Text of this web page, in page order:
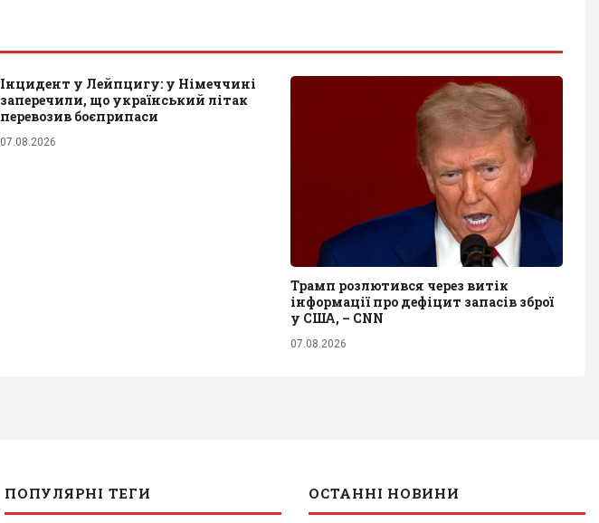
Інцидент у Лейпцигу: у Німеччині
заперечили, що український літак
перевозив боєприпаси
07.08.2026
Трамп розлютився через витік
інформації про дефіцит запасів зброї
у США, – CNN
07.08.2026
ПОПУЛЯРНІ ТЕГИ ОСТАННІ НОВИНИ